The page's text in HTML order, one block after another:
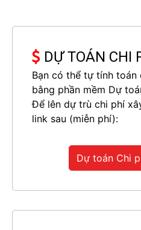
DỰ TOÁN CHI
Bạn có thể tự tính toán
bằng phần mềm Dự
Để lên dự trù chi phí
link sau (miễn phí):
Dự toán Chi